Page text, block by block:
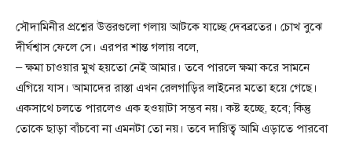
সৌদামিনীর প্রশ্নের উত্তরগুলো গলায় আটকে যাচ্ছে দেবব্রতের। চোখ বুঝে
দীর্ঘশ্বাস ফেলে সে। এরপর শান্ত গলায় বলে,
– ক্ষমা চাওয়ার মুখ হয়তো নেই আমার। তবে পারলে ক্ষমা করে সামনে
এগিয়ে যাস। আমাদের রাস্তা এখন রেলগাড়ির লাইনের মতো হয়ে গেছে।
একসাথে চলতে পারলেও এক হওয়াটা সম্ভব নয়। কষ্ট হচ্ছে, হবে; কিন্তু
তোকে ছাড়া বাঁচবো না এমনটা তো নয়। তবে দায়িত্ব আমি এড়াতে পারবো